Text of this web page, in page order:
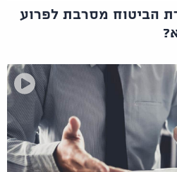
הביטוח מסרבת לפרוע